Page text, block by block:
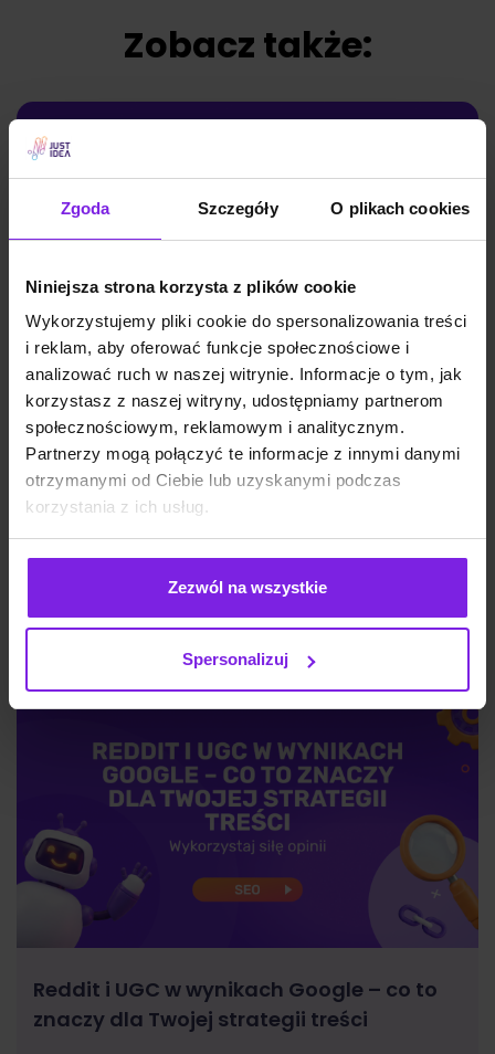
Zgoda Szczegóły O plikach cookies
Niniejsza strona korzysta z plików cookie
Wykorzystujemy pliki cookie do spersonalizowania treści
i reklam, aby oferować funkcje społecznościowe i
analizować ruch w naszej witrynie. Informacje o tym, jak
korzystasz z naszej witryny, udostępniamy partnerom
społecznościowym, reklamowym i analitycznym.
Partnerzy mogą połączyć te informacje z innymi danymi
otrzymanymi od Ciebie lub uzyskanymi podczas
korzystania z ich usług.
Zezwól na wszystkie
Spersonalizuj
Zobacz także:
Sezonowość w e-commerce – jak
planować SEO z wyprzedzeniem?
SEO Małgorzata Walo
Reddit i UGC w wynikach Google – co to
znaczy dla Twojej strategii treści